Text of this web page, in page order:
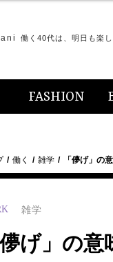
働く40代は、明日も楽し
FASHION
働く 雑学 「儚げ」の
雑学
儚げ」の